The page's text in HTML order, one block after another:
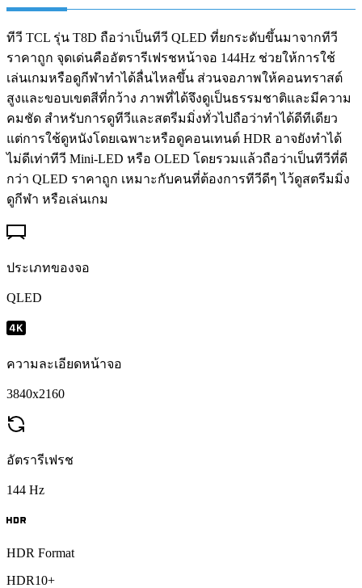
ทีวี TCL รุ่น T8D ถือว่าเป็นทีวี QLED ที่ยกระดับขึ้นมาจากทีวี
ราคาถูก จุดเด่นคืออัตรารีเฟรชหน้าจอ 144Hz ช่วยให้การใช้
เล่นเกมหรือดูกีฬาทำได้ลื่นไหลขึ้น ส่วนจอภาพให้คอนทราสต์
สูงและขอบเขตสีที่กว้าง ภาพที่ได้จึงดูเป็นธรรมชาติและมีความ
คมชัด สำหรับการดูทีวีและสตรีมมิ่งทั่วไปถือว่าทำได้ดีทีเดียว
แต่การใช้ดูหนังโดยเฉพาะหรือดูคอนเทนต์ HDR อาจยังทำได้
ไม่ดีเท่าทีวี Mini-LED หรือ OLED โดยรวมแล้วถือว่าเป็นทีวีที่ดี
กว่า QLED ราคาถูก เหมาะกับคนที่ต้องการทีวีดีๆ ไว้ดูสตรีมมิ่ง
ดูกีฬา หรือเล่นเกม
ประเภทของจอ
QLED
ความละเอียดหน้าจอ
3840x2160
อัตรารีเฟรช
144 Hz
HDR Format
HDR10+